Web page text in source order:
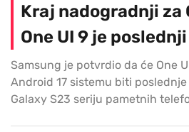
Kraj nadogradnji za
One UI 9 je poslednji
Samsung je potvrdio da će One
Android 17 sistemu biti
Galaxy S23 seriju pametnih